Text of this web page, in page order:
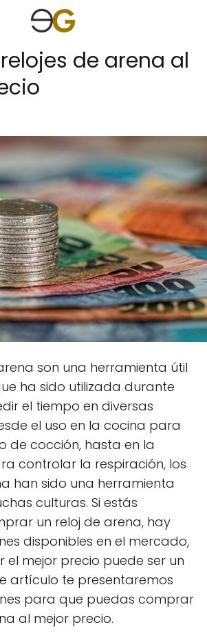
de arena al
son una herramienta útil
ha sido utilizada durante
el tiempo en diversas
el uso en la cocina para
de cocción, hasta en la
controlar la respiración, los
han sido una herramienta
culturas. Si estás
un reloj de arena, hay
disponibles en el mercado,
el mejor precio puede ser un
artículo te presentaremos
para que puedas comprar
al mejor precio.